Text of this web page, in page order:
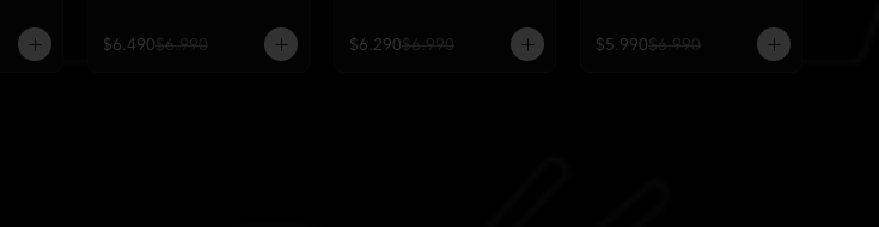
$6.490$6.990 $6.290$6.990 $5.990$6.990